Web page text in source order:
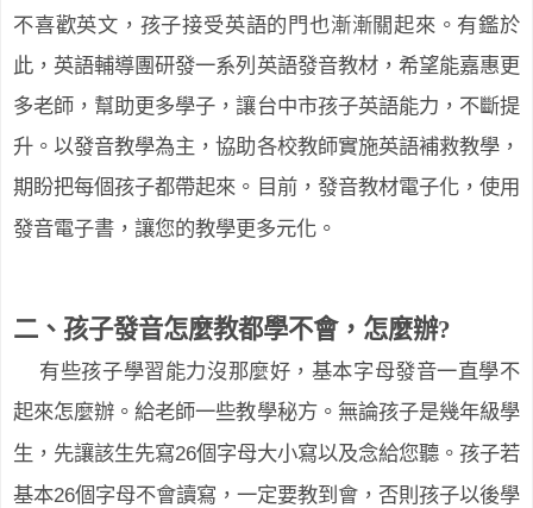
不喜歡英文，孩子接受英語的門也漸漸關起來。有鑑於
此，英語輔導團研發一系列英語發音教材，希望能嘉惠更
多老師，幫助更多學子，讓台中市孩子英語能力，不斷提
升。以發音教學為主，協助各校教師實施英語補救教學，
期盼把每個孩子都帶起來。目前，發音教材電子化，使用
發音電子書，讓您的教學更多元化。
二、孩子發音怎麼教都學不會，怎麼辦?
有些孩子學習能力沒那麼好，基本字母發音一直學不
起來怎麼辦。給老師一些教學秘方。無論孩子是幾年級學
生，先讓該生先寫26個字母大小寫以及念給您聽。孩子若
基本26個字母不會讀寫，一定要教到會，否則孩子以後學